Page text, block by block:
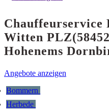
Chauffeurservice
Witten
Hohenems
Angebote anzeigen
Bommern
Herbede